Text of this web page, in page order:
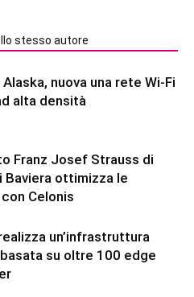
stesso autore
nuova una rete Wi-Fi
alta densità
Franz Josef Strauss di
Baviera ottimizza le
Celonis
un’infrastruttura
su oltre 100 edge